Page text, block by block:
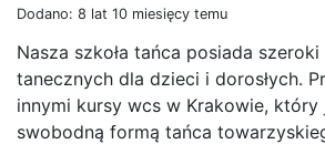
Dodano: 8 lat 10 miesięcy temu
Nasza szkoła tańca posiada
tanecznych dla dzieci i dorosłych.
innymi kursy wcs w Krakowie, który
swobodną formą tańca